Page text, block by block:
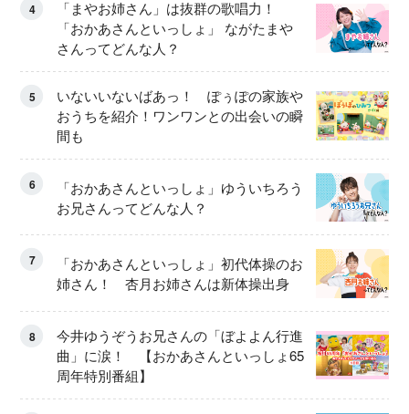
4
「まやお姉さん」は抜群の歌唱力！
「おかあさんといっしょ」 ながたまや
さんってどんな人？
5
いないいないばあっ！ ぽぅぽの家族や
おうちを紹介！ワンワンとの出会いの瞬
間も
6
「おかあさんといっしょ」ゆういちろう
お兄さんってどんな人？
7
「おかあさんといっしょ」初代体操のお
姉さん！ 杏月お姉さんは新体操出身
8
今井ゆうぞうお兄さんの「ぼよよん行進
曲」に涙！ 【おかあさんといっしょ65
周年特別番組】